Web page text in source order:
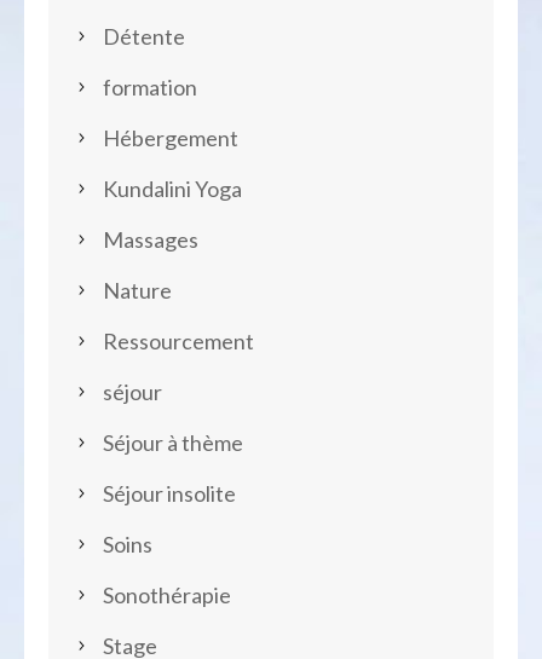
Détente
formation
Hébergement
Kundalini Yoga
Massages
Nature
Ressourcement
séjour
Séjour à thème
Séjour insolite
Soins
Sonothérapie
Stage